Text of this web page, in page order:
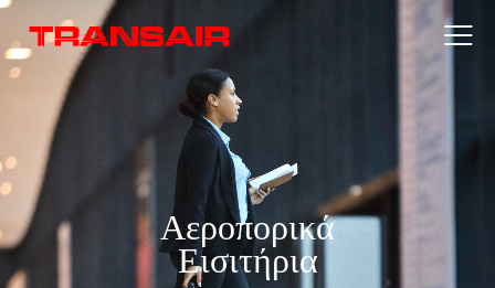
Αεροπορικά
Εισιτήρια